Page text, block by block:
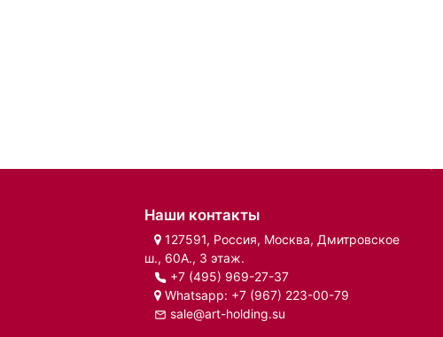
Наши контакты
127591, Россия, Москва, Дмитровское
ш., 60А., 3 этаж.
+7 (495) 969-27-37
Whatsapp: +7 (967) 223-00-79
sale@art-holding.su